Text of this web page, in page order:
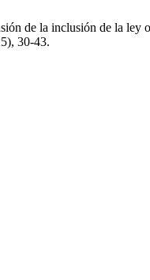
de la inclusión de la ley
30-43.